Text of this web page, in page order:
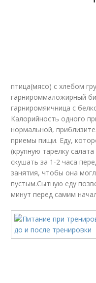
птица(мясо) с хлебом
гарнироммаложирный
гарниромяичница с
Калорийность одного
нормальной,
приемы пищи. Еду,
(крупную тарелку
скушать за 1-2 часа
занятия, чтобы она
пустым.Сытную еду
минут перед самим